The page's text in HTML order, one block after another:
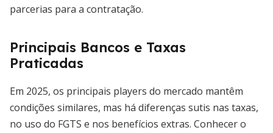
parcerias para a contratação.
Principais Bancos e Taxas
Praticadas
Em 2025, os principais players do mercado mantêm
condições similares, mas há diferenças sutis nas taxas,
no uso do FGTS e nos benefícios extras. Conhecer o